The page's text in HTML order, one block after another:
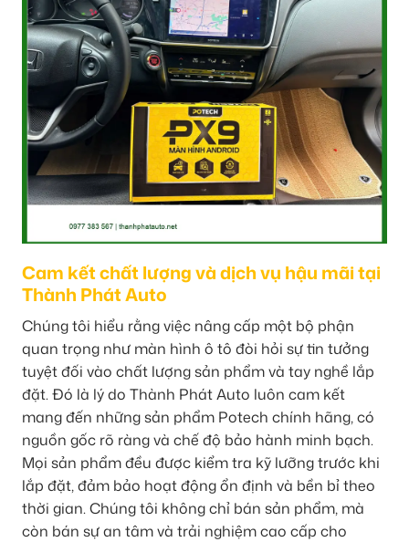
Cam kết chất lượng và dịch vụ hậu mãi tại
Thành Phát Auto
Chúng tôi hiểu rằng việc nâng cấp một bộ phận
quan trọng như màn hình ô tô đòi hỏi sự tin tưởng
tuyệt đối vào chất lượng sản phẩm và tay nghề lắp
đặt. Đó là lý do Thành Phát Auto luôn cam kết
mang đến những sản phẩm Potech chính hãng, có
nguồn gốc rõ ràng và chế độ bảo hành minh bạch.
Mọi sản phẩm đều được kiểm tra kỹ lưỡng trước khi
lắp đặt, đảm bảo hoạt động ổn định và bền bỉ theo
thời gian. Chúng tôi không chỉ bán sản phẩm, mà
còn bán sự an tâm và trải nghiệm cao cấp cho